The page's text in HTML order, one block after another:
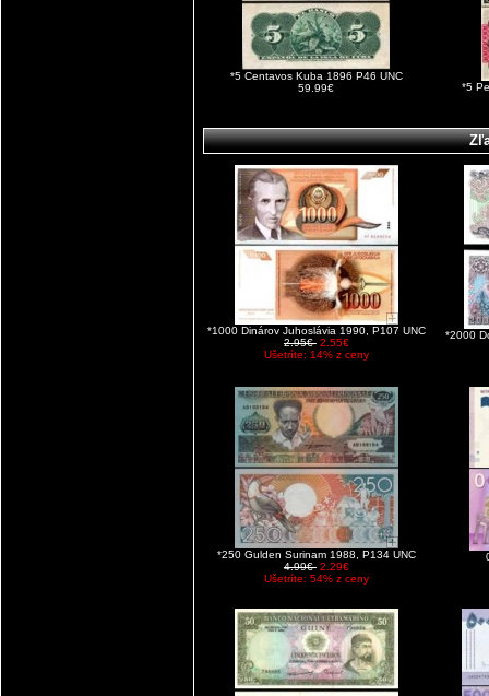
*5 Centavos Kuba 1896 P46 UNC
59.99€
*5
*1000 Dinárov Juhoslávia 1990, P107 UNC
2.95€ 2.55€
Ušetríte: 14% z ceny
*2000
*250 Gulden Surinam 1988, P134 UNC
4.99€ 2.29€
Ušetríte: 54% z ceny